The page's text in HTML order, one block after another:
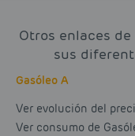
Otros enlaces
sus
Gasóleo A
Ver evolución del
Ver consumo de